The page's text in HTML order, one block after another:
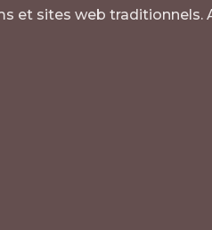
et sites web traditionnels.